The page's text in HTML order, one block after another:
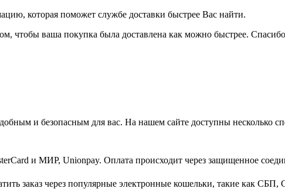
которая поможет службе доставки быстрее Вас найти.
чтобы ваша покупка была доставлена как можно быстрее.
и безопасным для вас. На нашем сайте доступны несколько
и МИР, Unionpay. Оплата происходит через защищенное
заказ через популярные электронные кошельки, такие как